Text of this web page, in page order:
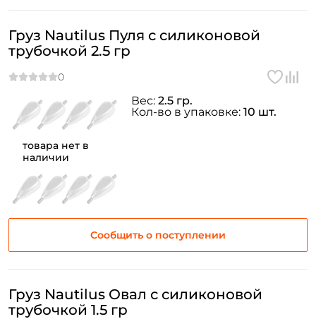
товара нет в
наличии
Груз Nautilus Пуля с силиконовой
трубочкой 2.5 гр
Сообщить о поступлении
Вес: 2.5 гр.
Кол-во в упаковке: 10 шт.
Груз Nautilus Овал с силиконовой
трубочкой 1.5 гр